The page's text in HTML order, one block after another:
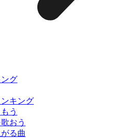
グ
キング
う
おう
る曲